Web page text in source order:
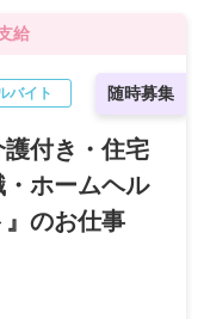
給
随時募集
バイト
護付き・住宅
ホームヘル
のお仕事